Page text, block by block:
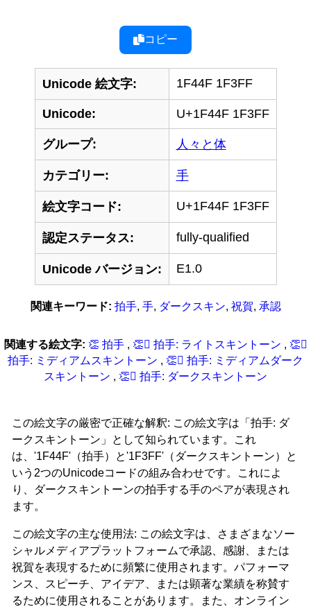
コピー
Unicode 絵文字: 1F44F 1F3FF
Unicode: U+1F44F 1F3FF
グループ: 人々と体
カテゴリー: 手
絵文字コード: U+1F44F 1F3FF
認定ステータス: fully-qualified
Unicode バージョン: E1.0
関連キーワード: 拍手, 手, ダークスキン, 祝賀, 承認
関連する絵文字: 👏 拍手 , 👏‍🏻 拍手: ライトスキントーン , 👏‍🏼
拍手: ミディアムスキントーン , 👏‍🏽 拍手: ミディアムダーク
スキントーン , 👏‍🏾 拍手: ダークスキントーン
この絵文字の厳密で正確な解釈: この絵文字は「拍手: ダ
ークスキントーン」として知られています。これ
は、'1F44F'（拍手）と'1F3FF'（ダークスキントーン）と
いう2つのUnicodeコードの組み合わせです。これによ
り、ダークスキントーンの拍手する手のペアが表現され
ます。
この絵文字の主な使用法: この絵文字は、さまざまなソー
シャルメディアプラットフォームで承認、感謝、または
祝賀を表現するために頻繁に使用されます。パフォーマ
ンス、スピーチ、アイデア、または顕著な業績を称賛す
るために使用されることがあります。また、オンライン